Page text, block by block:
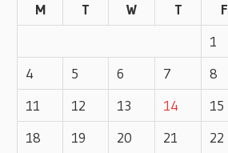
M
T W T F
1
4
5 6 7 8
11
12 13 14 15
18
19 20 21 22